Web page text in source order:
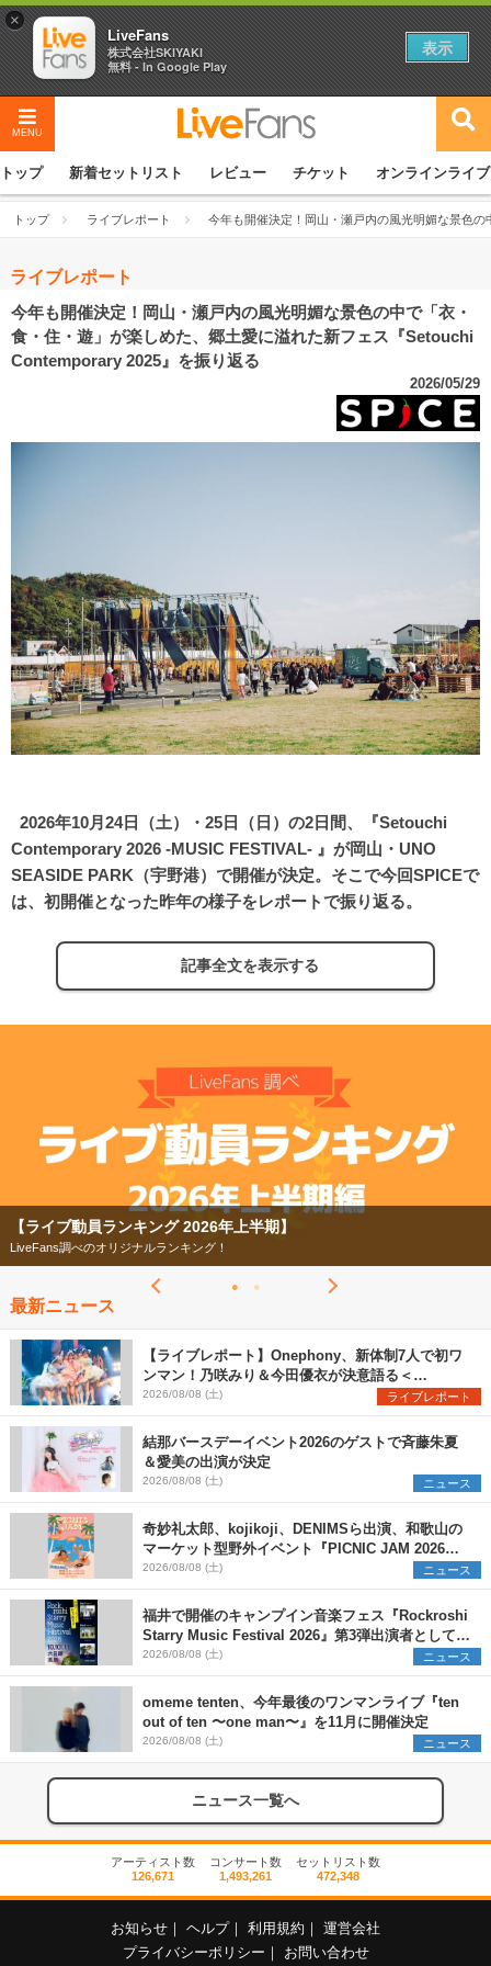
MENU
トップ 新着セットリスト レビュー チケット オンラインライブ
トップ ライブレポート 今年も開催決定！岡山・瀬戸内の風光明媚な景色
ライブレポート
今年も開催決定！岡山・瀬戸内の風光明媚な景色の中で「衣・
食・住・遊」が楽しめた、郷土愛に溢れた新フェス『Setouchi
Contemporary 2025』を振り返る
2026/05/29
2026年10月24日（土）・25日（日）の2日間、『Setouchi
Contemporary 2026 -MUSIC FESTIVAL- 』が岡山・UNO
SEASIDE PARK（宇野港）で開催が決定。そこで今回SPICEで
は、初開催となった昨年の様子をレポートで振り返る。
記事全文を表示する
【ライブ動員ランキング 2026年上半期】
LiveFans調べのオリジナルランキング！
最新ニュース
【ライブレポート】Onephony、新体制7人で初ワ
ンマン！乃咲みり＆今田優衣が決意語る＜
Onephony新体制1st Oneman Live はじまりの夏
＞
2026/08/08 (土) ライブレポート
結那バースデーイベント2026のゲストで斉藤朱夏
＆愛美の出演が決定
2026/08/08 (土) ニュース
奇妙礼太郎、kojikoji、DENIMSら出演、和歌山の
マーケット型野外イベント『PICNIC JAM 2026』
早割チケット発売開始
2026/08/08 (土) ニュース
福井で開催のキャンプイン音楽フェス『Rockroshi
Starry Music Festival 2026』第3弾出演者として
SCOOBIE DO、かりゆし58、Reiを発表
2026/08/08 (土) ニュース
omeme tenten、今年最後のワンマンライブ『ten
out of ten 〜one man〜』を11月に開催決定
2026/08/08 (土) ニュース
ニュース一覧へ
アーティスト数
126,671
コンサート数
1,493,261
セットリスト数
472,348
お知らせ ｜ ヘルプ｜ 利用規約 ｜ 運営会社
プライバシーポリシー ｜ お問い合わせ
×
LiveFans
株式会社SKIYAKI
無料 - In Google Play
表示